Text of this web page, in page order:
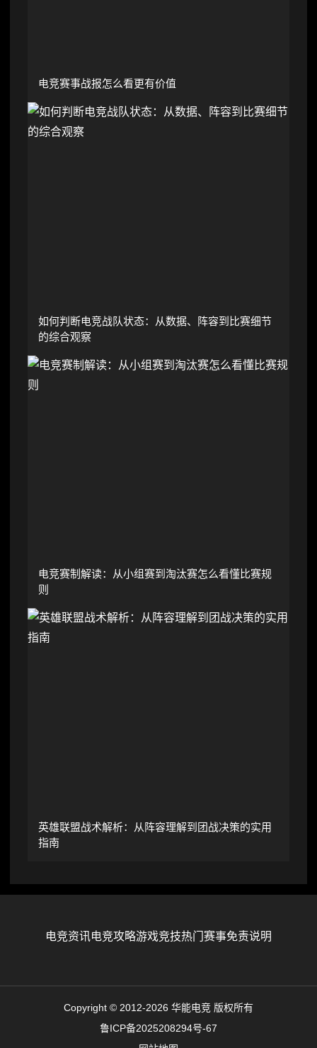
电竞赛事战报怎么看更有价值
如何判断电竞战队状态：从数据、阵容到比赛细节
的综合观察
电竞赛制解读：从小组赛到淘汰赛怎么看懂比赛规
则
英雄联盟战术解析：从阵容理解到团战决策的实用
指南
电竞资讯电竞攻略游戏竞技热门赛事免责说明
Copyright © 2012-2026 华能电竞 版权所有
鲁ICP备2025208294号-67